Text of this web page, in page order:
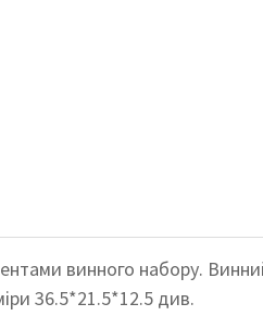
винного набору.
36.5*21.5*12.5 див.